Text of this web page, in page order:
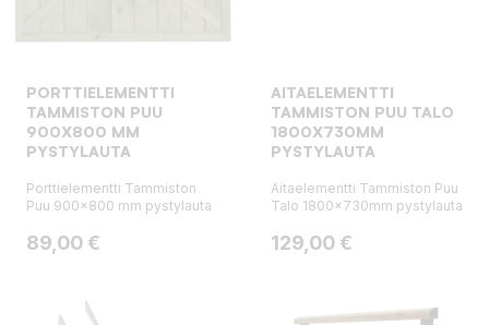
PORTTIELEMENTTI
TAMMISTON PUU
900X800 MM
PYSTYLAUTA
Porttielementti Tammiston
Puu 900x800 mm pystylauta
Hinta
89,00 €
AITAELEMENTTI
TAMMISTON PUU TALO
1800X730MM
PYSTYLAUTA
Aitaelementti Tammiston Puu
Talo 1800x730mm pystylauta
Hinta
129,00 €